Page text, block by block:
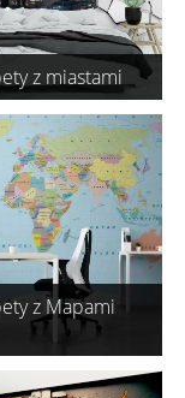
z miastami
z Mapami